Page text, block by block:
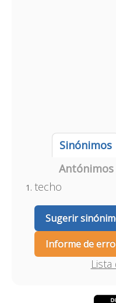
Sinónimos
Antónimos
techo
Sugerir
Informe de